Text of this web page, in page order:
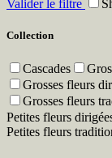
Valider le filtre
Collection
Cascades
Grosses fleurs
Grosses fleurs
Petites fleurs
Petites fleurs